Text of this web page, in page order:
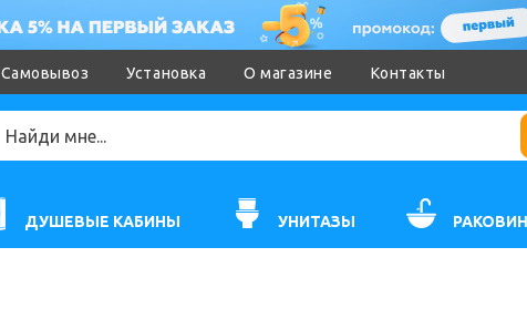
Самовывоз Установка О магазине Контакты
ДУШЕВЫЕ КАБИНЫ УНИТАЗЫ